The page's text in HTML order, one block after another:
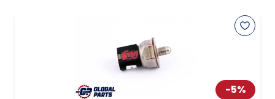
-5%